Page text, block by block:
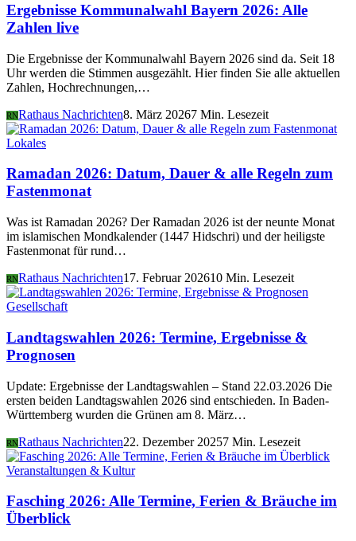
Ergebnisse Kommunalwahl Bayern 2026: Alle
Zahlen live
Die Ergebnisse der Kommunalwahl Bayern 2026 sind da. Seit 18
Uhr werden die Stimmen ausgezählt. Hier finden Sie alle aktuellen
Zahlen, Hochrechnungen,…
RNRathaus Nachrichten8. März 20267 Min. Lesezeit
Lokales
Ramadan 2026: Datum, Dauer & alle Regeln zum
Fastenmonat
Was ist Ramadan 2026? Der Ramadan 2026 ist der neunte Monat
im islamischen Mondkalender (1447 Hidschri) und der heiligste
Fastenmonat für rund…
RNRathaus Nachrichten17. Februar 202610 Min. Lesezeit
Gesellschaft
Landtagswahlen 2026: Termine, Ergebnisse &
Prognosen
Update: Ergebnisse der Landtagswahlen – Stand 22.03.2026 Die
ersten beiden Landtagswahlen 2026 sind entschieden. In Baden-
Württemberg wurden die Grünen am 8. März…
RNRathaus Nachrichten22. Dezember 20257 Min. Lesezeit
Veranstaltungen & Kultur
Fasching 2026: Alle Termine, Ferien & Bräuche im
Überblick